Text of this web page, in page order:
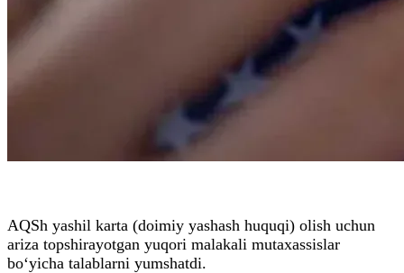
AQSh yashil karta (doimiy yashash huquqi) olish uchun
ariza topshirayotgan yuqori malakali mutaxassislar
bo‘yicha talablarni yumshatdi.